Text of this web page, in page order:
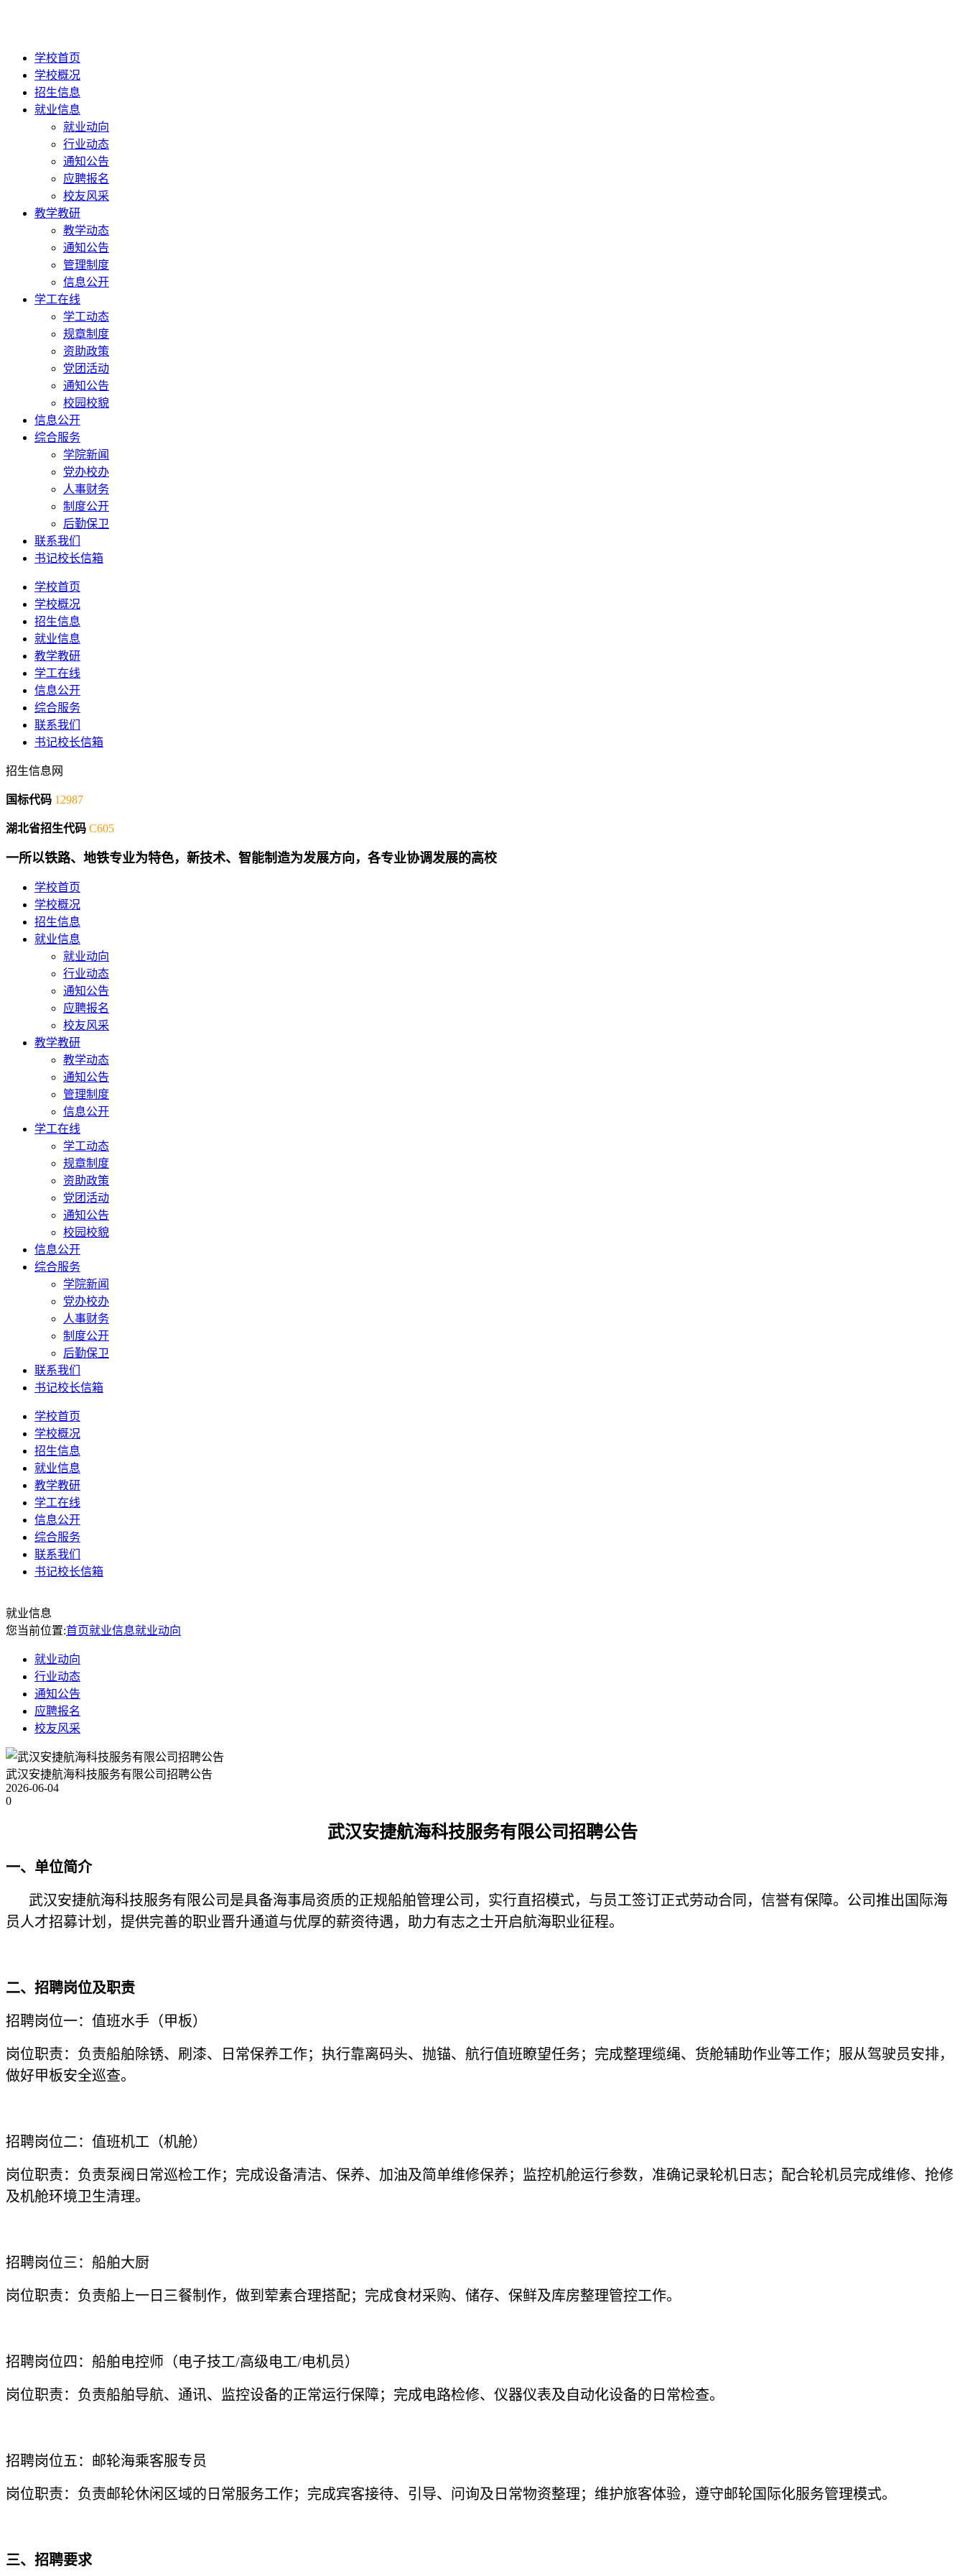
学校首页
学校概况
招生信息
就业信息
就业动向
行业动态
通知公告
应聘报名
校友风采
教学教研
教学动态
通知公告
管理制度
信息公开
学工在线
学工动态
规章制度
资助政策
党团活动
通知公告
校园校貌
信息公开
综合服务
学院新闻
党办校办
人事财务
制度公开
后勤保卫
联系我们
书记校长信箱
学校首页
学校概况
招生信息
就业信息
教学教研
学工在线
信息公开
综合服务
联系我们
书记校长信箱
招生信息网
国标代码 12987
湖北省招生代码 C605
一所以铁路、地铁专业为特色，新技术、智能制造为发展方向，各专业协调发展的高校
学校首页
学校概况
招生信息
就业信息
就业动向
行业动态
通知公告
应聘报名
校友风采
教学教研
教学动态
通知公告
管理制度
信息公开
学工在线
学工动态
规章制度
资助政策
党团活动
通知公告
校园校貌
信息公开
综合服务
学院新闻
党办校办
人事财务
制度公开
后勤保卫
联系我们
书记校长信箱
学校首页
学校概况
招生信息
就业信息
教学教研
学工在线
信息公开
综合服务
联系我们
书记校长信箱
就业信息
您当前位置:首页就业信息就业动向
就业动向
行业动态
通知公告
应聘报名
校友风采
武汉安捷航海科技服务有限公司招聘公告
2026-06-04
0
武汉安捷航海科技服务有限公司招聘公告
一、单位简介
武汉安捷航海科技服务有限公司是具备海事局资质的正规船舶管理公司，实行直招模式，与员工签订正式劳动合同，信誉有保障。公司推出国际海
员人才招募计划，提供完善的职业晋升通道与优厚的薪资待遇，助力有志之士开启航海职业征程。
二、招聘岗位及职责
招聘岗位一：值班水手（甲板）
岗位职责：负责船舶除锈、刷漆、日常保养工作；执行靠离码头、抛锚、航行值班瞭望任务；完成整理缆绳、货舱辅助作业等工作；服从驾驶员安排，
做好甲板安全巡查。
招聘岗位二：值班机工（机舱）
岗位职责：负责泵阀日常巡检工作；完成设备清洁、保养、加油及简单维修保养；监控机舱运行参数，准确记录轮机日志；配合轮机员完成维修、抢修
及机舱环境卫生清理。
招聘岗位三：船舶大厨
岗位职责：负责船上一日三餐制作，做到荤素合理搭配；完成食材采购、储存、保鲜及库房整理管控工作。
招聘岗位四：船舶电控师（电子技工/高级电工/电机员）
岗位职责：负责船舶导航、通讯、监控设备的正常运行保障；完成电路检修、仪器仪表及自动化设备的日常检查。
招聘岗位五：邮轮海乘客服专员
岗位职责：负责邮轮休闲区域的日常服务工作；完成宾客接待、引导、问询及日常物资整理；维护旅客体验，遵守邮轮国际化服务管理模式。
三、招聘要求